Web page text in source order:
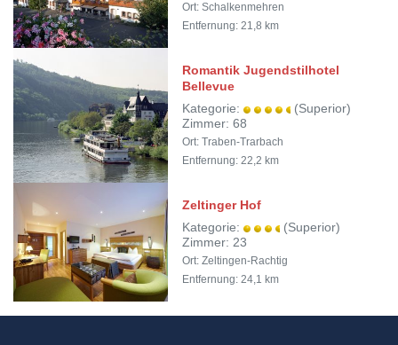
Ort: Schalkenmehren
Entfernung: 21,8 km
Romantik Jugendstilhotel
Bellevue
Kategorie:
(Superior)
Zimmer: 68
Ort: Traben-Trarbach
Entfernung: 22,2 km
Zeltinger Hof
Kategorie:
(Superior)
Zimmer: 23
Ort: Zeltingen-Rachtig
Entfernung: 24,1 km